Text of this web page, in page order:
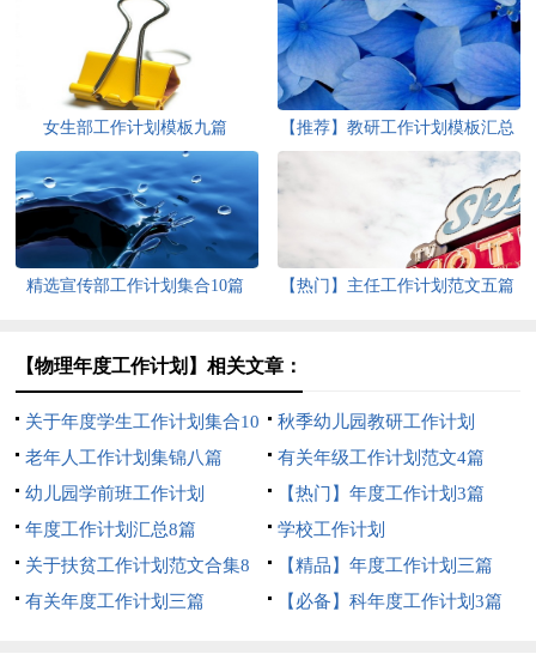
女生部工作计划模板九篇
【推荐】教研工作计划模板汇总
精选宣传部工作计划集合10篇 【热门】主任工作计划范文五篇
【物理年度工作计划】相关文章：
关于年度学生工作计划集合10
篇
秋季幼儿园教研工作计划
老年人工作计划集锦八篇
有关年级工作计划范文4篇
幼儿园学前班工作计划
【热门】年度工作计划3篇
年度工作计划汇总8篇
学校工作计划
关于扶贫工作计划范文合集8
篇
【精品】年度工作计划三篇
有关年度工作计划三篇
【必备】科年度工作计划3篇